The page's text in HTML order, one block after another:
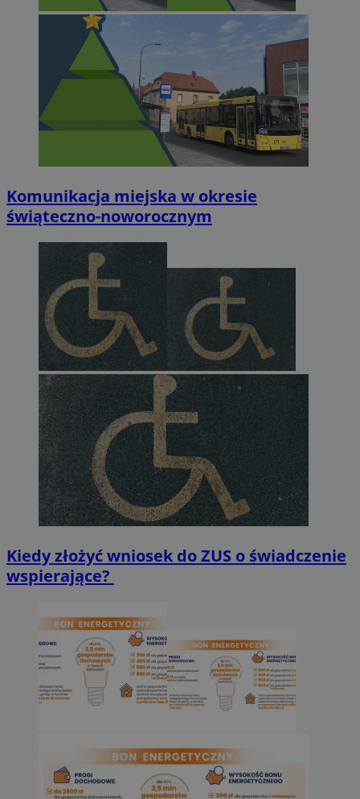
Komunikacja miejska w okresie
świąteczno-noworocznym
Kiedy złożyć wniosek do ZUS o świadczenie
wspierające?